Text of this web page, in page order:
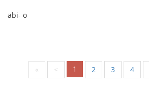
abi- o
« < 1 2 3 4